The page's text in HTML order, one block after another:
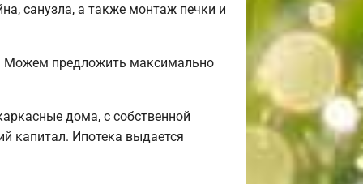
санузла, а также монтаж печки и
Можем предложить максимально
дома, с собственной
капитал. Ипотека выдается